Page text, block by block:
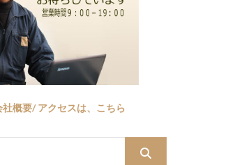
社概要/ アクセスは、こちら